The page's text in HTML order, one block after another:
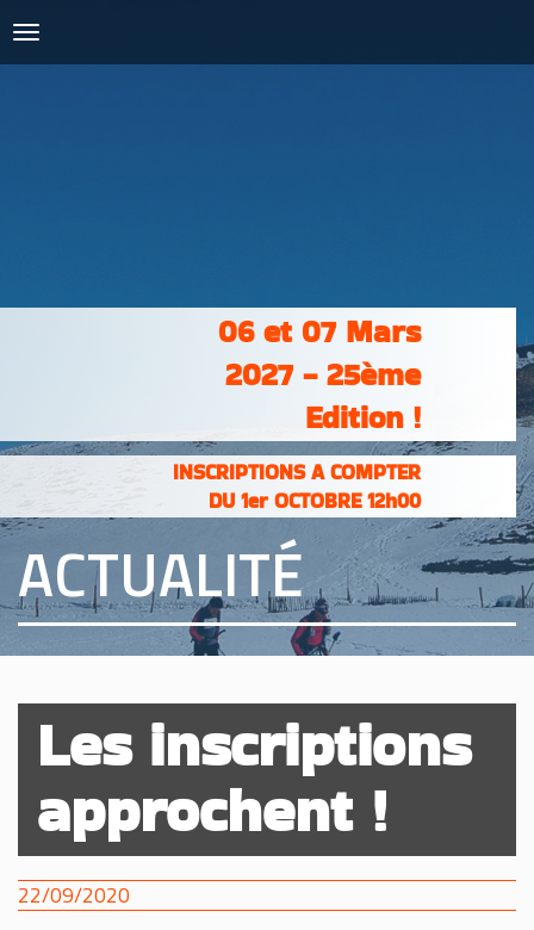
PHOTOS &
06 et 07 Mars
2027 - 25ème
Edition !
INSCRIPTIONS A COMPTER
DU 1er OCTOBRE 12h00
ACTUALITÉ
Les inscriptions
approchent !
22/09/2020